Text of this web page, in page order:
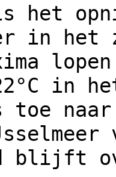
het
in het
in
toe
blijft